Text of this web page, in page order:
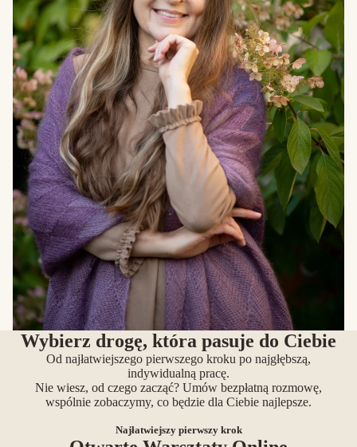
Wybierz drogę, która pasuje do Ciebie
Od najłatwiejszego pierwszego kroku po najgłębszą,
indywidualną pracę.
Nie wiesz, od czego zacząć? Umów bezpłatną rozmowę,
wspólnie zobaczymy, co będzie dla Ciebie najlepsze.
Najłatwiejszy pierwszy krok